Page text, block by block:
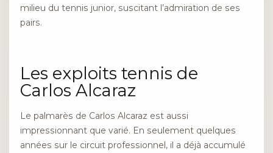
milieu du tennis junior, suscitant l’admiration de ses
pairs.
Les exploits tennis de
Carlos Alcaraz
Le palmarès de Carlos Alcaraz est aussi
impressionnant que varié. En seulement quelques
années sur le circuit professionnel, il a déjà accumulé